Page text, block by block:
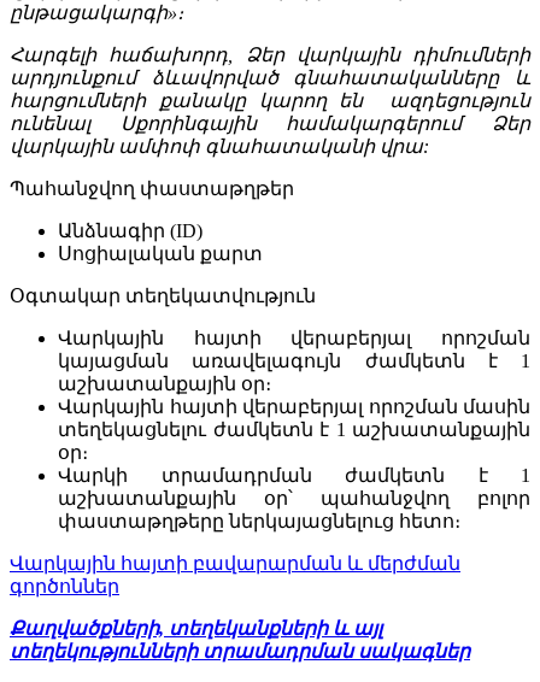
ընթացակարգի»։
Հարգելի հաճախորդ, Ձեր վարկային դիմումների
արդյունքում ձևավորված գնահատականները և
հարցումների քանակը կարող են ազդեցություն
ունենալ Սքորինգային համակարգերում Ձեր
վարկային ամփոփ գնահատականի վրա:
Պահանջվող փաստաթղթեր
Անձնագիր (ID)
Սոցիալական քարտ
Օգտակար տեղեկատվություն
Վարկային հայտի վերաբերյալ որոշման
կայացման առավելագույն ժամկետն է 1
աշխատանքային օր։
Վարկային հայտի վերաբերյալ որոշման մասին
տեղեկացնելու ժամկետն է 1 աշխատանքային
օր։
Վարկի տրամադրման ժամկետն է 1
աշխատանքային օր՝ պահանջվող բոլոր
փաստաթղթերը ներկայացնելուց հետո։
Վարկային հայտի բավարարման և մերժման
գործոններ
Քաղվածքների, տեղեկանքների և այլ
տեղեկությունների տրամադրման սակագներ